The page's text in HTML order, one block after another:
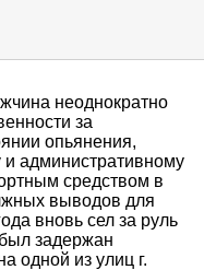
неоднократно
за
опьянения,
и административному
средством в
выводов для
вновь сел за руль
задержан
одной из улиц г.